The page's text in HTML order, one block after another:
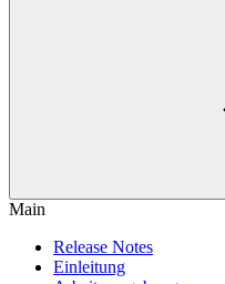
Main
Release Notes
Einleitung